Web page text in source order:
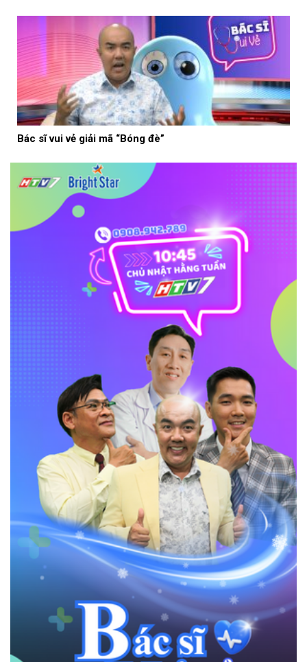
Bác sĩ vui vẻ giải mã “Bóng đè”